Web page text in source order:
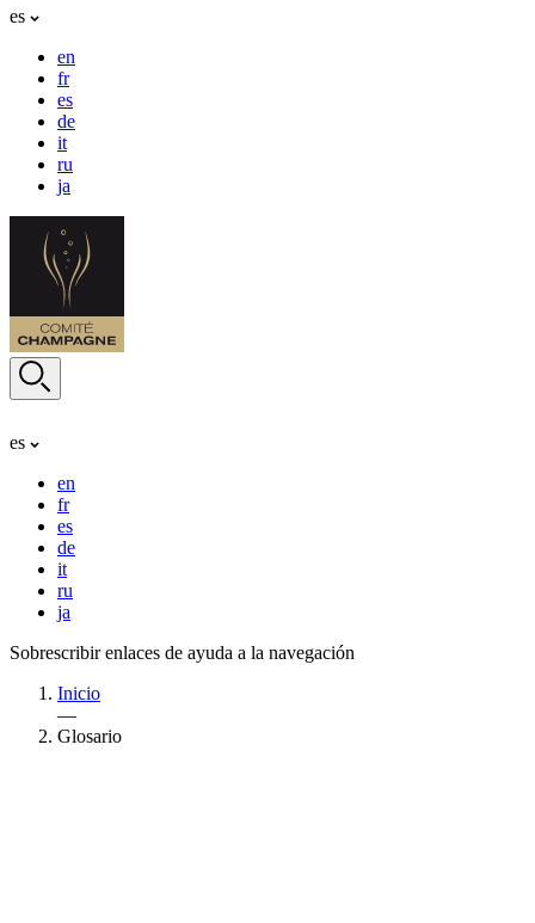
es
en
fr
es
de
it
ru
ja
es
en
fr
es
de
it
ru
ja
Sobrescribir enlaces de ayuda a la navegación
Inicio
—
Glosario